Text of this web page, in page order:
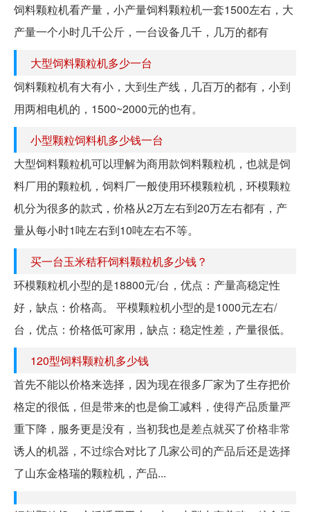
饲料颗粒机看产量，小产量饲料颗粒机一套1500左右，大
产量一个小时几千公斤，一台设备几千，几万的都有
大型饲料颗粒机多少一台
饲料颗粒机有大有小，大到生产线，几百万的都有，小到
用两相电机的，1500~2000元的也有。
小型颗粒饲料机多少钱一台
大型饲料颗粒机可以理解为商用款饲料颗粒机，也就是饲
料厂用的颗粒机，饲料厂一般使用环模颗粒机，环模颗粒
机分为很多的款式，价格从2万左右到20万左右都有，产
量从每小时1吨左右到10吨左右不等。
买一台玉米秸秆饲料颗粒机多少钱？
环模颗粒机小型的是18800元/台，优点：产量高稳定性
好，缺点：价格高。 平模颗粒机小型的是1000元左右/
台，优点：价格低可家用，缺点：稳定性差，产量很低。
120型饲料颗粒机多少钱
首先不能以价格来选择，因为现在很多厂家为了生存把价
格定的很低，但是带来的也是偷工减料，使得产品质量严
重下降，服务更是没有，当初我也是差点就买了价格非常
诱人的机器，不过综合对比了几家公司的产品后还是选择
了山东金格瑞的颗粒机，产品...